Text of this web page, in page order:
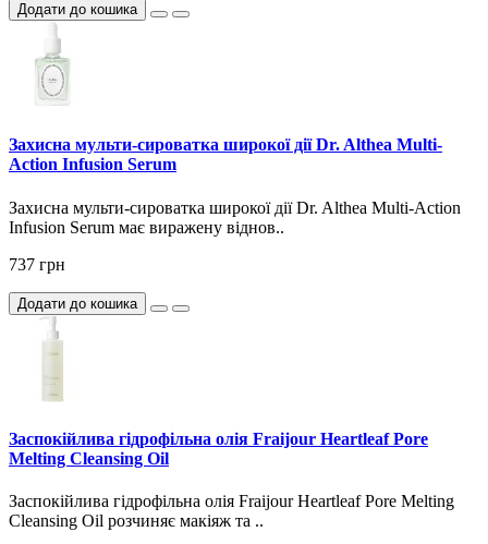
Додати до кошика
Захисна мульти-сироватка широкої дії Dr. Althea Multi-
Action Infusion Serum
Захисна мульти-сироватка широкої дії Dr. Althea Multi-Action
Infusion Serum має виражену віднов..
737 грн
Додати до кошика
Заспокійлива гідрофільна олія Fraijour Heartleaf Pore
Melting Cleansing Oil
Заспокійлива гідрофільна олія Fraijour Heartleaf Pore Melting
Cleansing Oil розчиняє макіяж та ..